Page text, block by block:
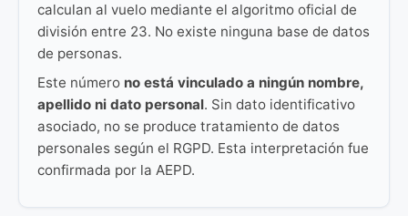
calculan al vuelo mediante el algoritmo oficial de
división entre 23. No existe ninguna base de datos
de personas.
Este número no está vinculado a ningún nombre,
apellido ni dato personal. Sin dato identificativo
asociado, no se produce tratamiento de datos
personales según el RGPD. Esta interpretación fue
confirmada por la AEPD.